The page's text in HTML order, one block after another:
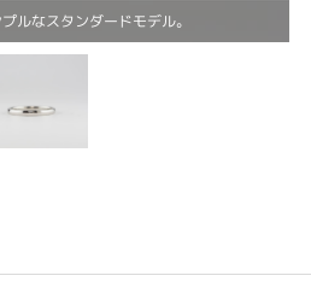
ルなスタンダードモデル。